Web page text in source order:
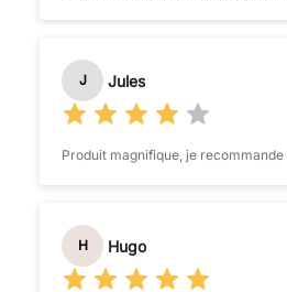
J Jules
Produit magnifique, je
H Hugo